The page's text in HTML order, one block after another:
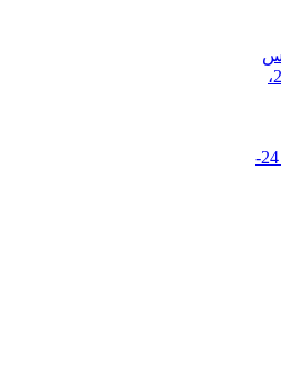
24-11-2022 ، في ختام الجولة الأولى من منافسات دور مجموعات كأس العالم 2022،
انتهت مباراة أوروغواي وكوريا الجنوبية بالتعادل من دون أهداف يوم امس الخميس 24-